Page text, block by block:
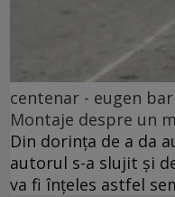
centenar - eugen
Montaje despre un
Din dorința de a da
autorul s-a slujit și
va fi înțeles astfel